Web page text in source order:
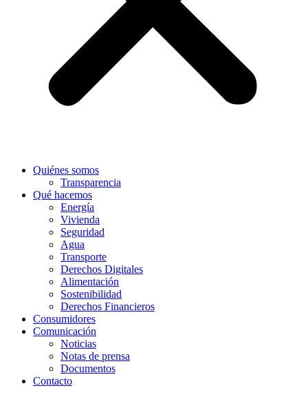
Quiénes somos
Transparencia
Qué hacemos
Energía
Vivienda
Seguridad
Agua
Transporte
Derechos Digitales
Alimentación
Sostenibilidad
Derechos Financieros
Consumidores
Comunicación
Noticias
Notas de prensa
Documentos
Contacto